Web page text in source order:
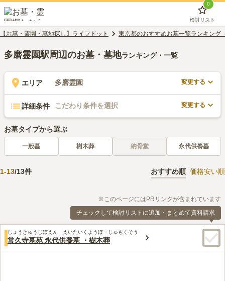
0
検討リスト
【お墓・霊園・墓地探し】ライフドット 東京都のおすすめお墓一覧ランキング
多磨霊園駅周辺のお墓・墓地ランキング・一覧
エリア 多磨霊園 変更する
詳細条件 こだわり条件を選択 変更する
お墓タイプから選ぶ
一般墓 樹木葬 納骨堂 永代供養墓
1-13/13件 おすすめ順 価格安い順
※このページにはPRリンクが含まれています
チェックして検討リストに追加・まとめて資料請求
じょうきゅうじぼえん えいたいくようぼ・じゅもくそう
常久寺墓苑 永代供養墓 ・樹木葬